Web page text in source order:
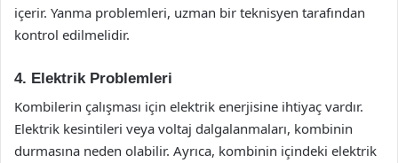
içerir. Yanma problemleri, uzman bir teknisyen tarafından
kontrol edilmelidir.
4. Elektrik Problemleri
Kombilerin çalışması için elektrik enerjisine ihtiyaç vardır.
Elektrik kesintileri veya voltaj dalgalanmaları, kombinin
durmasına neden olabilir. Ayrıca, kombinin içindeki elektrik